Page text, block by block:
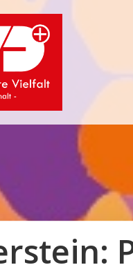
Zum
Inhalt